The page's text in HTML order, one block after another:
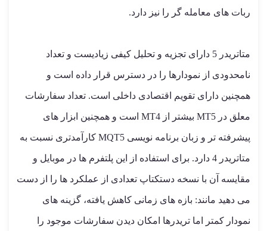
ربات های معامله گر را نیز دارد.
متاتریدر 5 دارای تجزیه و تحلیل کیفی زیادیست و تعداد
نامحدودی از نمودارها را در دسترس قرار داده است و
همچنین دارای تقویم اقتصادی داخلی است. تعداد سفارشات
معلق در MT5 بیشتر از MT4 است و همچنین ابزار های
پیشرفته تر و زبان برنامه نویسی MQT5 کارآمد‌تری نسبت به
متاتریدر 4 دارد. برای استفاده از این پلتفرم ها در موبایل و
مقایسه آن با نسخه دستکتاپ تعدادی از عملکرد ها را از دست
می ‌دهید مانند: بازه های زمانی کاهش یافته، گزینه های
نمودار کمتر اما تریدرها امکان دیدن سفارشات موجود را